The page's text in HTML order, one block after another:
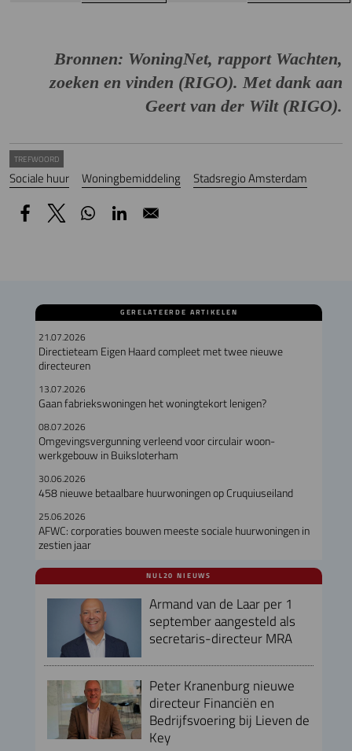
Bronnen: WoningNet, rapport Wachten,
zoeken en vinden (RIGO). Met dank aan
Geert van der Wilt (RIGO).
TREFWOORD
Sociale huur Woningbemiddeling Stadsregio Amsterdam
GERELATEERDE ARTIKELEN
21.07.2026
Directieteam Eigen Haard compleet met twee nieuwe
directeuren
13.07.2026
Gaan fabriekswoningen het woningtekort lenigen?
08.07.2026
Omgevingsvergunning verleend voor circulair woon-
werkgebouw in Buiksloterham
30.06.2026
458 nieuwe betaalbare huurwoningen op Cruquiuseiland
25.06.2026
AFWC: corporaties bouwen meeste sociale huurwoningen in
zestien jaar
NUL20 NIEUWS
Armand van de Laar per 1
september aangesteld als
secretaris-directeur MRA
Peter Kranenburg nieuwe
directeur Financiën en
Bedrijfsvoering bij Lieven de
Key